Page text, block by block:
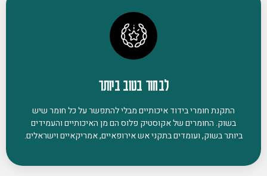
לבחור בטוב ביותר
התקנת חומרי בידוד איכותיים מבלי להתפשר על כל חומר שיש
בשוק. החומרים של אקוסטיק פלוס הם מן האיכותיים והעמידים
ביותר בשוק, ועומדים בתקני אש אירופאיים, אמריקאיים וישראלים.